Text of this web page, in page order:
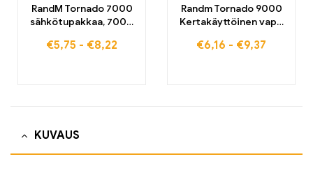
RandM Tornado 7000
sähkötupakkaa, 7000
varastosta
€5,75 - €8,22
Randm Tornado 9000
Kertakäyttöinen vape
varastossa
€6,16 - €9,37
KUVAUS